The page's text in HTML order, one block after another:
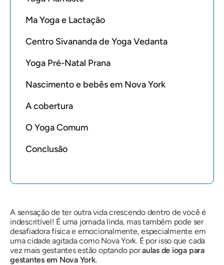
Ma Yoga e Lactação
Centro Sivananda de Yoga Vedanta
Yoga Pré-Natal Prana
Nascimento e bebês em Nova York
A cobertura
O Yoga Comum
Conclusão
A sensação de ter outra vida crescendo dentro de você é
indescritível! É uma jornada linda, mas também pode ser
desafiadora física e emocionalmente, especialmente em
uma cidade agitada como Nova York. É por isso que cada
vez mais gestantes estão optando poraulas de ioga para
gestantes em Nova York.